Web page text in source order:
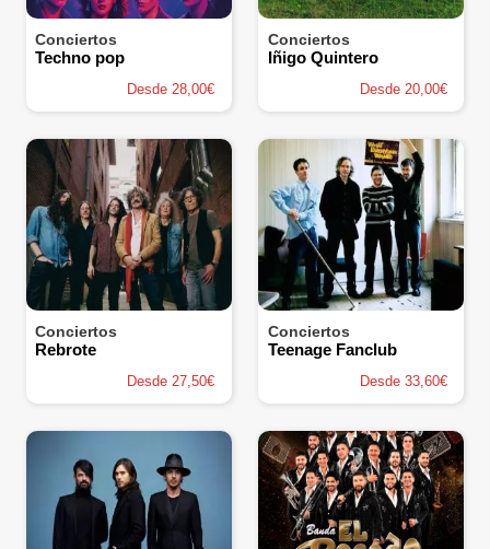
Conciertos
Techno pop
Desde 28,00€
Conciertos
Iñigo Quintero
Desde 20,00€
Conciertos
Rebrote
Desde 27,50€
Conciertos
Teenage Fanclub
Desde 33,60€